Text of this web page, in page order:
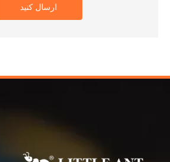
ارسال کنید